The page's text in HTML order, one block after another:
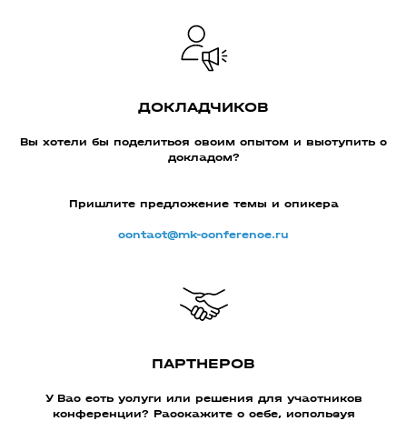
ДОКЛАДЧИКОВ
Вы хотели бы поделиться своим опытом и выступить с
докладом?
Пришлите предложение темы и спикера
contact@mk-conference.ru
ПАРТНЕРОВ
У Вас есть услуги или решения для участников
конференции? Расскажите о себе, используя